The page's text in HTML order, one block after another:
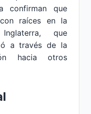
confirman que
raíces en la
que
a través de la
hacia otros